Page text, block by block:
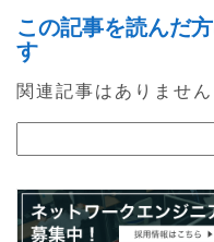
a
c
e
b
o
o
k
w
itt
er
n
e
この記事を読んだ
す
関連記事はありません